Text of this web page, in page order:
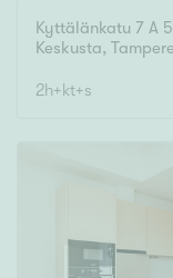
Kyttälänkatu 7 A
Keskusta, Tampere
2h+kt+s